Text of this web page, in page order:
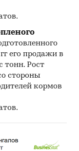
Centre.
не
его продажи в
тонн. Рост
стороны
кормов